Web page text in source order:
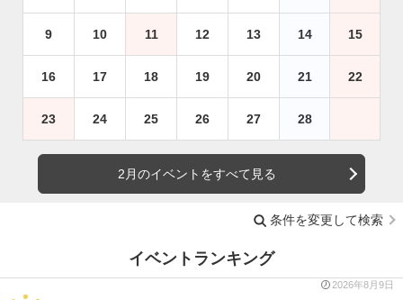
9 10 11 12 13 14 15
16 17 18 19 20 21 22
23 24 25 26 27 28
2月のイベントをすべて見る
条件を変更して検索
イベントランキング
2026年8月9日